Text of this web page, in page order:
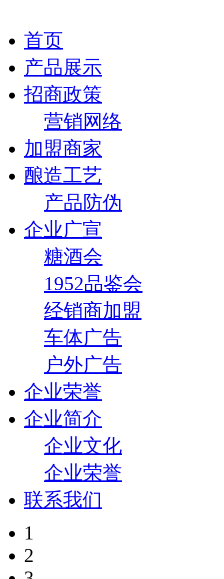
首页
产品展示
招商政策
营销网络
加盟商家
酿造工艺
产品防伪
企业广宣
糖酒会
1952品鉴会
经销商加盟
车体广告
户外广告
企业荣誉
企业简介
企业文化
企业荣誉
联系我们
1
2